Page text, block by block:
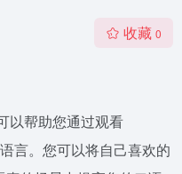
收藏 0
以帮助您通过观看
言。您可以将自己喜欢的